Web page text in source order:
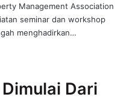
Management Association
seminar dan workshop
menghadirkan…
Dari